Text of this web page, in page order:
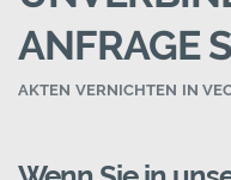
ANFRAGE
AKTEN VERNICHTEN IN